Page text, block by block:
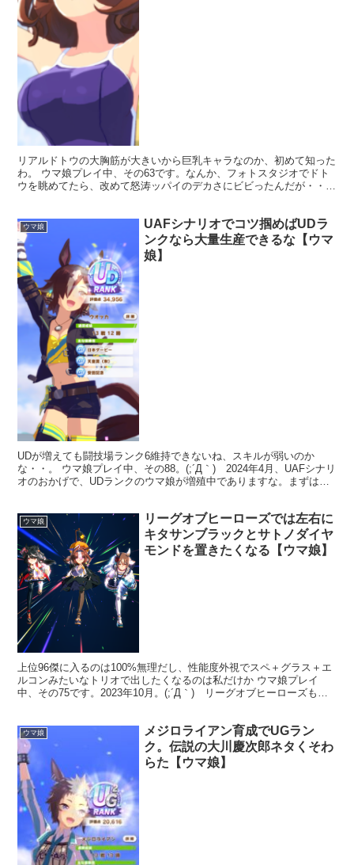
リアルドトウの大胸筋が大きいから巨乳キャラなのか、初めて知った
わ。 ウマ娘プレイ中、その63です。なんか、フォトスタジオでドト
ウを眺めてたら、改めて怒涛ッパイのデカさにビビったんだが・・。
ウマ娘
UAFシナリオでコツ掴めばUDラ
ンクなら大量生産できるな【ウマ
娘】
UDが増えても闘技場ランク6維持できないね、スキルが弱いのか
な・・。 ウマ娘プレイ中、その88。(;´Д｀) 2024年4月、UAFシナリ
オのおかげで、UDランクのウマ娘が増殖中でありますな。まずはウ
ウマ娘
リーグオブヒーローズでは左右に
キタサンブラックとサトノダイヤ
モンドを置きたくなる【ウマ娘】
上位96傑に入るのは100%無理だし、性能度外視でスペ＋グラス＋エ
ルコンみたいなトリオで出したくなるのは私だけか ウマ娘プレイ
中、その75です。2023年10月。(;´Д｀) リーグオブヒーローズも、
ウマ娘
メジロライアン育成でUGラン
ク。伝説の大川慶次郎ネタくそわ
らた【ウマ娘】